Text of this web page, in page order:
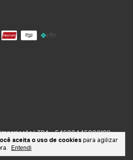
aceita o uso de cookies para agilizar
Entendi
importação LTDA - 54608445000188 -